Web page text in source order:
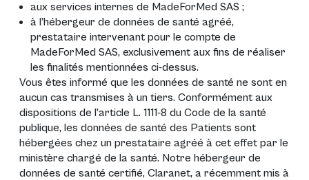
aux services internes de MadeForMed SAS ;
à l’hébergeur de données de santé agréé,
prestataire intervenant pour le compte de
MadeForMed SAS, exclusivement aux fins de réaliser
les finalités mentionnées ci-dessus.
Vous êtes informé que les données de santé ne sont en
aucun cas transmises à un tiers. Conformément aux
dispositions de l’article L. 1111-8 du Code de la santé
publique, les données de santé des Patients sont
hébergées chez un prestataire agréé à cet effet par le
ministère chargé de la santé. Notre hébergeur de
données de santé certifié, Claranet, a récemment mis à